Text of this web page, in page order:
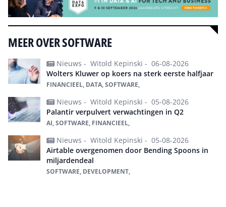
MEER OVER SOFTWARE
Nieuws - Witold Kepinski - 06-08-2026
Wolters Kluwer op koers na sterk eerste halfjaar
FINANCIEEL, DATA, SOFTWARE,
Nieuws - Witold Kepinski - 05-08-2026
Palantir verpulvert verwachtingen in Q2
AI, SOFTWARE, FINANCIEEL,
Nieuws - Witold Kepinski - 05-08-2026
Airtable overgenomen door Bending Spoons in
miljardendeal
SOFTWARE, DEVELOPMENT,